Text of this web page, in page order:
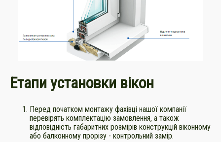
Етапи установки вікон
Перед початком монтажу фахівці нашої компанії
перевірять комплектацію замовлення, а також
відповідність габаритних розмірів конструкцій віконному
або балконному прорізу - контрольний замір.